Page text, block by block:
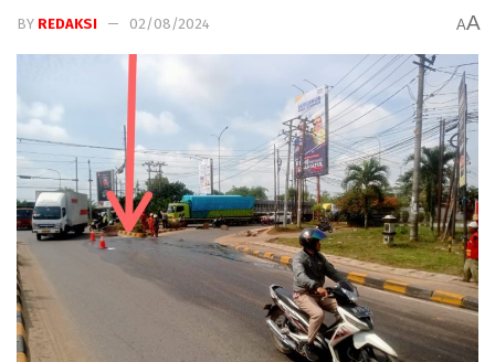
BY REDAKSI 02/08/2024 AA